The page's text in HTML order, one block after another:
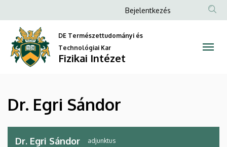
Egri
Sándor
Intézet
a
tartalomra
Anonim
fiók
menüje
Bejelentkezés
DE Természettudományi és
Technológiai Kar
Fizikai Intézet
Dr. Egri Sándor
Dr. Egri Sándor adjunktus